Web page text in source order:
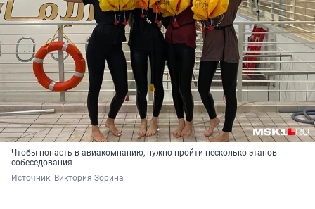
Чтобы попасть в авиакомпанию, нужно пройти несколько этапов
собеседования
Источник: Виктория Зорина